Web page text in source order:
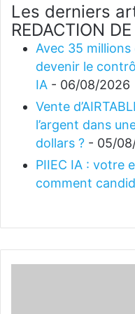
Les derniers
REDACTION
Avec 35 millions
devenir le
IA - 06/08/2026
Vente
l’argent dans
dollars ? - 05/
PIIEC IA : votre
comment